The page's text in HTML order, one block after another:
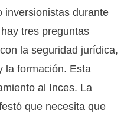
inversionistas durante
tres preguntas
la seguridad jurídica,
la formación. Esta
al Inces. La
que necesita que